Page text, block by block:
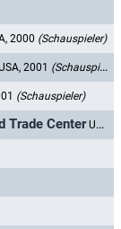
2000 (Schauspieler)
2001 (Schauspieler)
(Schauspieler)
Trade Center USA, 2001